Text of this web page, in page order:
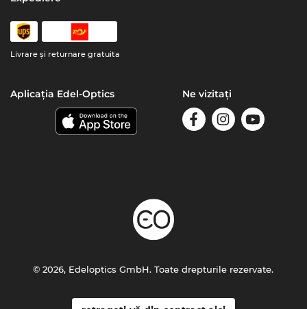
Livrare şi returnare gratuita
Aplicația Edel-Optics Ne vizitați
© 2026, Edeloptics GmbH. Toate drepturile rezervate.